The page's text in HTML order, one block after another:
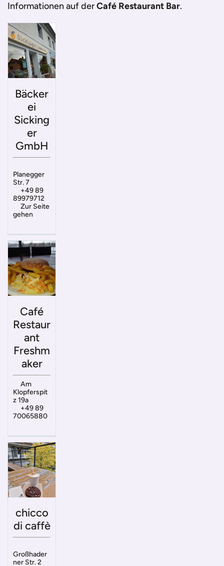
Informationen auf derCafé Restaurant Bar.
Bäcker
ei
Sicking
er
GmbH
Planegger
Str. 7
+49 89
89979712
Zur Seite
gehen
Café
Restaur
ant
Freshm
aker
Am
Klopferspit
z 19a
+49 89
70065880
chicco
di caffè
Großhader
ner Str. 2